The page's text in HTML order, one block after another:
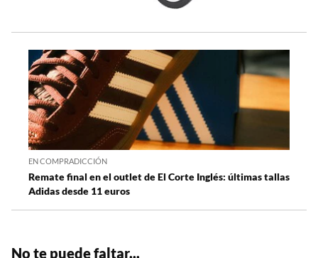
EN COMPRADICCIÓN
Remate final en el outlet de El Corte Inglés: últimas tallas
Adidas desde 11 euros
No te puede faltar...